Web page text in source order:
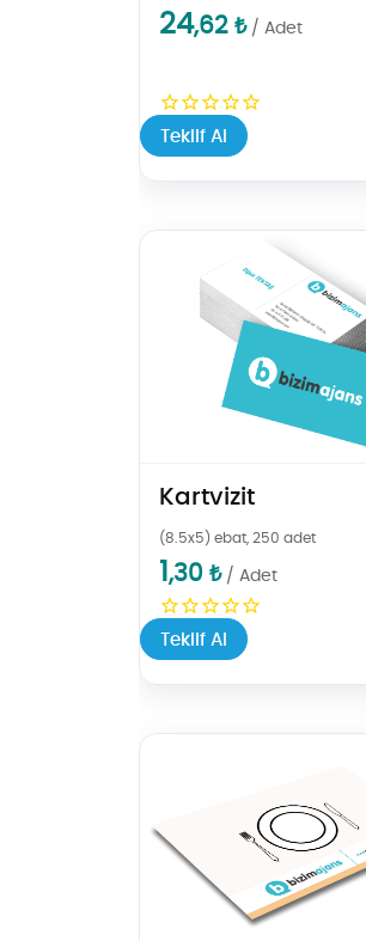
24,62 ₺ / Adet
Teklif Al
Kartvizit
(8.5x5) ebat, 250 adet
1 ,30 ₺ / Adet
Teklif Al
Teklif Al Kartvizit
Teklif Al Amerikan Servis